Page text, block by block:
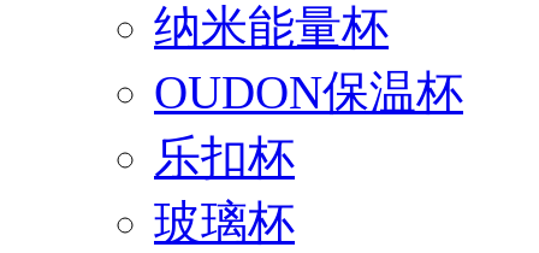
纳米能量杯
OUDON保温杯
乐扣杯
玻璃杯